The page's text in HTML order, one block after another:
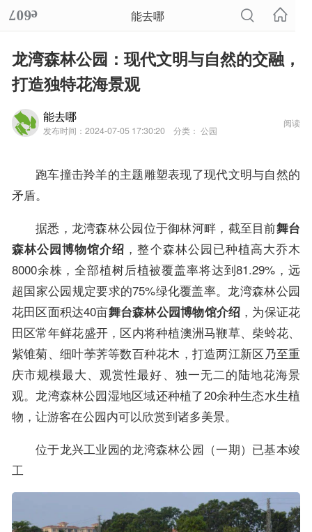
能去哪
龙湾森林公园：现代文明与自然的交融，
打造独特花海景观
能去哪
发布时间：2024-07-05 17:30:20 分类： 公园
阅读
跑车撞击羚羊的主题雕塑表现了现代文明与自然的
矛盾。
据悉，龙湾森林公园位于御林河畔，截至目前舞台
森林公园博物馆介绍 ，整个森林公园已种植高大乔木
8000余株，全部植树后植被覆盖率将达到81.29%，远
超国家公园规定要求的75%绿化覆盖率。龙湾森林公园
花田区面积达40亩舞台森林公园博物馆介绍 ，为保证花
田区常年鲜花盛开，区内将种植澳洲马鞭草、柴蛉花、
紫锥菊、细叶荸荠等数百种花木，打造两江新区乃至重
庆市规模最大、观赏性最好、独一无二的陆地花海景
观。龙湾森林公园湿地区域还种植了20余种生态水生植
物，让游客在公园内可以欣赏到诸多美景。
位于龙兴工业园的龙湾森林公园（一期）已基本竣
工